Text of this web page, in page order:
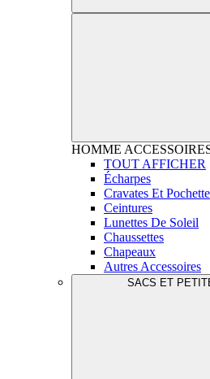
HOMME
TOUT AFFICHER
Écharpes
Cravates Et
Ceintures
Lunettes De Soleil
Chaussettes
Chapeaux
Autres Accessoires
SACS ET